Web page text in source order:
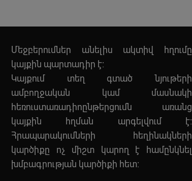
Մեջբերումներ անելիս ակտիվ հղումը
կայքին պարտադիր է:
Կայքում տեղ գտած նյութերի
ամբողջական կամ մասնակի
հեռուստառադիոընթերցումն առանց
կայքին հղման արգելվում է:
Հրապարակումների հեղինակների
կարծիքը ոչ միշտ կարող է համընկնել
խմբագրության կարծիքի հետ: